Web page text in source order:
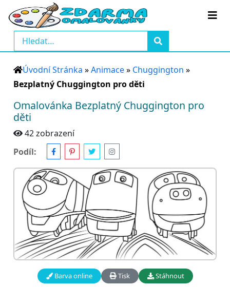
Úvodní Stránka »Animace» Chuggington »
Bezplatný Chuggington pro děti
Omalovánka Bezplatný Chuggington pro
děti
42 zobrazení
Podíl:
Barva online Tisk Stáhnout